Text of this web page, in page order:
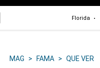
Florida
MAG > FAMA > QUE VER